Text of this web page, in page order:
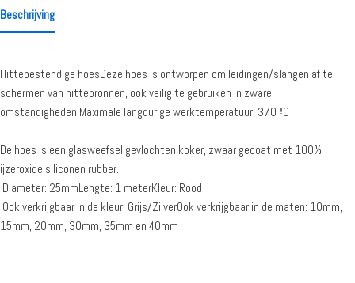
Beschrijving
Hittebestendige hoesDeze hoes is ontworpen om leidingen/slangen af te
schermen van hittebronnen, ook veilig te gebruiken in zware
omstandigheden.Maximale langdurige werktemperatuur: 370 ºC
De hoes is een glasweefsel gevlochten koker, zwaar gecoat met 100%
ijzeroxide siliconen rubber.
Diameter: 25mmLengte: 1 meterKleur: Rood
Ook verkrijgbaar in de kleur: Grijs/ZilverOok verkrijgbaar in de maten: 10mm,
15mm, 20mm, 30mm, 35mm en 40mm